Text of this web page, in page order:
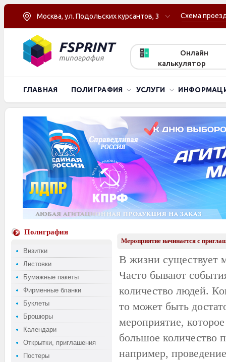
Москва, ул. Подольских курсантов, 3 Схема
Онлайн
калькулятор
ГЛАВНАЯ ПОЛИГРАФИЯ УСЛУГИ
Полиграфия
Визитки
Листовки
Бумажные пакеты
Фирменные бланки
Буклеты
Брошюры
Календари
Открытки, приглашения
Постеры
Мероприятие начинается с
В жизни существует
Часто бывают
количество людей.
то может быть
мероприятие,
большое количество
например,